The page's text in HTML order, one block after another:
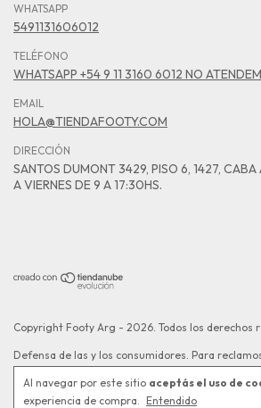
Al navegar por este sitio aceptás el uso de
experiencia de compra. Entendido
WHATSAPP
5491131606012
TELÉFONO
WHATSAPP +54 9 11 3160 6012 NO
EMAIL
HOLA@TIENDAFOOTY.COM
DIRECCIÓN
SANTOS DUMONT 3429, PISO 6, 1427, CABA
A VIERNES DE 9 A 17:30HS.
Copyright Footy Arg - 2026. Todos los derechos
Defensa de las y los consumidores. Para
de arrepentimiento